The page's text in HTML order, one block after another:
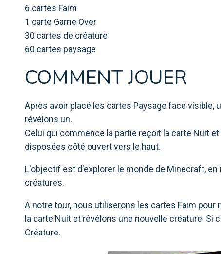
6 cartes Faim
1 carte Game Over
30 cartes de créature
60 cartes paysage
COMMENT JOUER
Après avoir placé les cartes Paysage face
révélons un.
Celui qui commence la partie reçoit la carte Nuit
disposées côté ouvert vers le haut.
L'objectif est d'explorer le monde de Minecraft,
créatures.
A notre tour, nous utiliserons les cartes Faim
la carte Nuit et révélons une nouvelle créature.
Créature.